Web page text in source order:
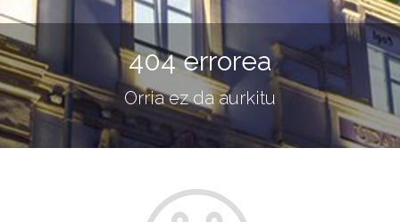
404 errorea
Orria ez da aurkitu